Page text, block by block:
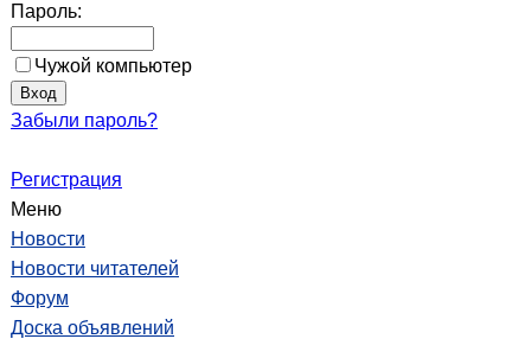
Пароль:
Чужой компьютер
Забыли пароль?
Регистрация
Меню
Новости
Новости читателей
Форум
Доска объявлений